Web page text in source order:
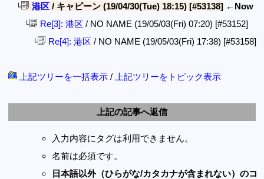
└ 港区 / キャピーン (19/04/30(Tue) 18:15) [#53138] ←Now
└ Re[3]: 港区 / NO NAME (19/05/03(Fri) 07:20) [#53152]
└ Re[4]: 港区 / NO NAME (19/05/03(Fri) 17:38) [#53158]
上記ツリーを一括表示 / 上記ツリーをトピック表示
上記の記事へ返信
入力内容にタグは利用できません。
名前は必須です。
日本語以外（ひらがな/カタカナが含まれない）のコ